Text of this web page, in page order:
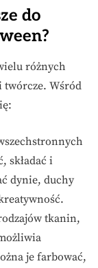
do
różnych
twórcze. Wśród
składać i
dynie, duchy
tkanin,
je farbować,